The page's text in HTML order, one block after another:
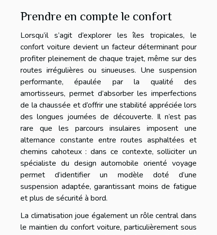
Prendre en compte le confort
Lorsqu’il s’agit d’explorer les îles tropicales, le
confort voiture devient un facteur déterminant pour
profiter pleinement de chaque trajet, même sur des
routes irrégulières ou sinueuses. Une suspension
performante, épaulée par la qualité des
amortisseurs, permet d’absorber les imperfections
de la chaussée et d’offrir une stabilité appréciée lors
des longues journées de découverte. Il n’est pas
rare que les parcours insulaires imposent une
alternance constante entre routes asphaltées et
chemins cahoteux : dans ce contexte, solliciter un
spécialiste du design automobile orienté voyage
permet d’identifier un modèle doté d’une
suspension adaptée, garantissant moins de fatigue
et plus de sécurité à bord.
La climatisation joue également un rôle central dans
le maintien du confort voiture, particulièrement sous